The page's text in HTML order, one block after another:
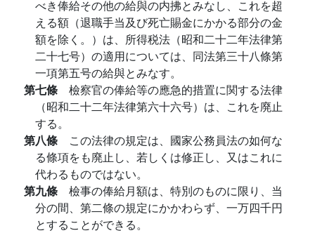
べき俸給その他の給與の内拂とみなし、これを超
える額（退職手当及び死亡賜金にかかる部分の金
額を除く。）は、所得税法（昭和二十二年法律第
二十七号）の適用については、同法第三十八條第
一項第五号の給與とみなす。
第七條 檢察官の俸給等の應急的措置に関する法律
（昭和二十二年法律第六十六号）は、これを廃止
する。
第八條 この法律の規定は、國家公務員法の如何な
る條項をも廃止し、若しくは修正し、又はこれに
代わるものではない。
第九條 檢事の俸給月額は、特別のものに限り、当
分の間、第二條の規定にかかわらず、一万四千円
とすることができる。